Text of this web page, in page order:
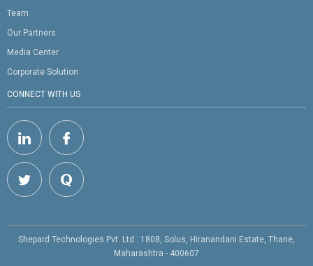
Team
Our Partners
Media Center
Corporate Solution
CONNECT WITH US
Shepard Technologies Pvt. Ltd : 1808, Solus, Hiranandani Estate, Thane,
Maharashtra - 400607